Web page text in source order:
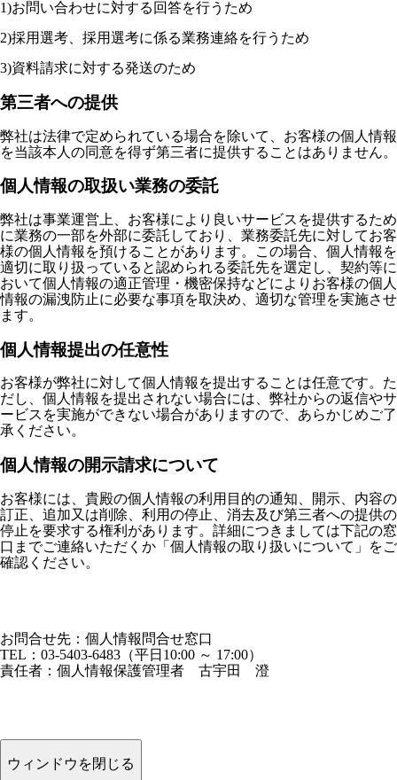
1)お問い合わせに対する回答を行うため
2)採用選考、採用選考に係る業務連絡を行うため
3)資料請求に対する発送のため
第三者への提供
弊社は法律で定められている場合を除いて、お客様の個人情報
を当該本人の同意を得ず第三者に提供することはありません。
個人情報の取扱い業務の委託
弊社は事業運営上、お客様により良いサービスを提供するため
に業務の一部を外部に委託しており、業務委託先に対してお客
様の個人情報を預けることがあります。この場合、個人情報を
適切に取り扱っていると認められる委託先を選定し、契約等に
おいて個人情報の適正管理・機密保持などによりお客様の個人
情報の漏洩防止に必要な事項を取決め、適切な管理を実施させ
ます。
個人情報提出の任意性
お客様が弊社に対して個人情報を提出することは任意です。た
だし、個人情報を提出されない場合には、弊社からの返信やサ
ービスを実施ができない場合がありますので、あらかじめご了
承ください。
個人情報の開示請求について
お客様には、貴殿の個人情報の利用目的の通知、開示、内容の
訂正、追加又は削除、利用の停止、消去及び第三者への提供の
停止を要求する権利があります。詳細につきましては下記の窓
口までご連絡いただくか「個人情報の取り扱いについて」をご
確認ください。
お問合せ先：個人情報問合せ窓口
TEL：03-5403-6483（平日10:00 ～ 17:00）
責任者：個人情報保護管理者 古宇田 澄
ウィンドウを閉じる